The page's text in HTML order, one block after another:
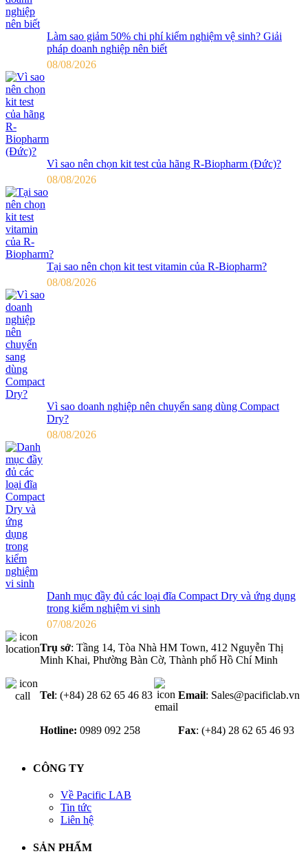
Làm sao giảm 50% chi phí kiểm nghiệm vệ sinh? Giải
pháp doanh nghiệp nên biết
08/08/2026
Vì sao nên chọn kit test của hãng R-Biopharm (Đức)?
08/08/2026
Tại sao nên chọn kit test vitamin của R-Biopharm?
08/08/2026
Vì sao doanh nghiệp nên chuyển sang dùng Compact
Dry?
08/08/2026
Danh mục đầy đủ các loại đĩa Compact Dry và ứng dụng
trong kiểm nghiệm vi sinh
07/08/2026
Trụ sở: Tầng 14, Tòa Nhà HM Town, 412 Nguyễn Thị
Minh Khai, Phường Bàn Cờ, Thành phố Hồ Chí Minh
Tel: (+84) 28 62 65 46 83 Email: Sales@pacificlab.vn
Hotline: 0989 092 258 Fax: (+84) 28 62 65 46 93
CÔNG TY
Về Pacific LAB
Tin tức
Liên hệ
SẢN PHẨM